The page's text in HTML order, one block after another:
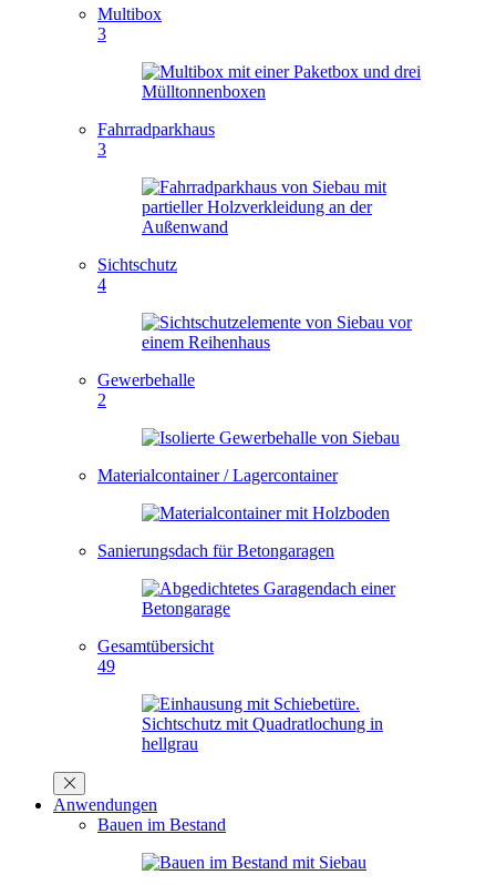
Multibox
3
Fahrradparkhaus
3
Sichtschutz
4
Gewerbehalle
2
Materialcontainer / Lagercontainer
Sanierungsdach für Betongaragen
Gesamtübersicht
49
Anwendungen
Bauen im Bestand